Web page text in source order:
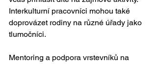
Interkulturní pracovníci mohou také
doprovázet rodiny na různé úřady jako
tlumočníci.
Mentoring a podpora vrstevníků na